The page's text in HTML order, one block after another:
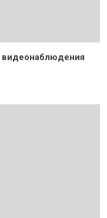
видеонаблюдения